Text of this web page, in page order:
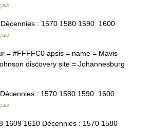
: 1570 1580 1590 1600
= #FFFFC0 apsis = name = Mavis
discovery site = Johannesburg
: 1570 1580 1590 1600
1610 Décennies : 1570 1580